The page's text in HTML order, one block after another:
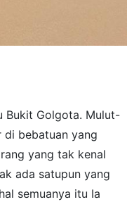
Bukit Golgota. Mulut-
di bebatuan yang
yang tak kenal
ada satupun yang
semuanya itu Ia